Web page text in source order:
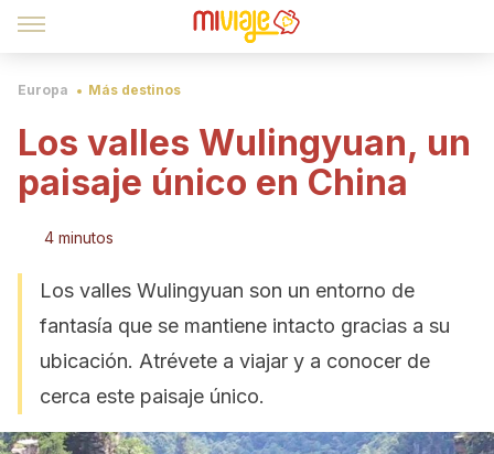
Europa Más destinos
Los valles Wulingyuan, un
paisaje único en China
4 minutos
Los valles Wulingyuan son un entorno de
fantasía que se mantiene intacto gracias a su
ubicación. Atrévete a viajar y a conocer de
cerca este paisaje único.